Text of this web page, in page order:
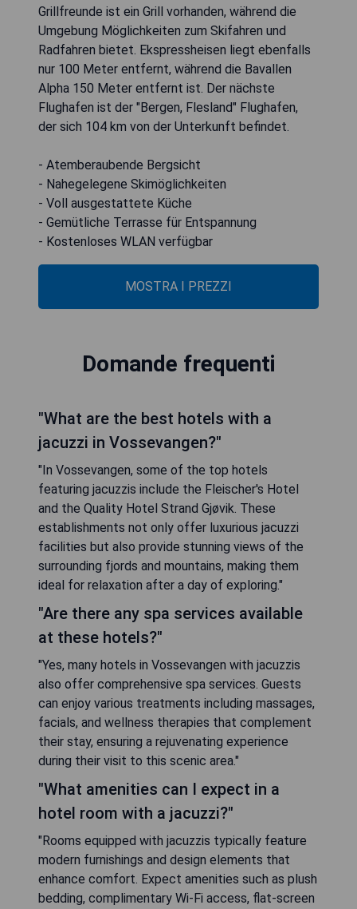
Grillfreunde ist ein Grill vorhanden, während die
Umgebung Möglichkeiten zum Skifahren und
Radfahren bietet. Ekspressheisen liegt ebenfalls
nur 100 Meter entfernt, während die Bavallen
Alpha 150 Meter entfernt ist. Der nächste
Flughafen ist der "Bergen, Flesland" Flughafen,
der sich 104 km von der Unterkunft befindet.
- Atemberaubende Bergsicht
- Nahegelegene Skimöglichkeiten
- Voll ausgestattete Küche
- Gemütliche Terrasse für Entspannung
- Kostenloses WLAN verfügbar
MOSTRA I PREZZI
Domande frequenti
"What are the best hotels with a
jacuzzi in Vossevangen?"
"In Vossevangen, some of the top hotels
featuring jacuzzis include the Fleischer's Hotel
and the Quality Hotel Strand Gjøvik. These
establishments not only offer luxurious jacuzzi
facilities but also provide stunning views of the
surrounding fjords and mountains, making them
ideal for relaxation after a day of exploring."
"Are there any spa services available
at these hotels?"
"Yes, many hotels in Vossevangen with jacuzzis
also offer comprehensive spa services. Guests
can enjoy various treatments including massages,
facials, and wellness therapies that complement
their stay, ensuring a rejuvenating experience
during their visit to this scenic area."
"What amenities can I expect in a
hotel room with a jacuzzi?"
"Rooms equipped with jacuzzis typically feature
modern furnishings and design elements that
enhance comfort. Expect amenities such as plush
bedding, complimentary Wi-Fi access, flat-screen